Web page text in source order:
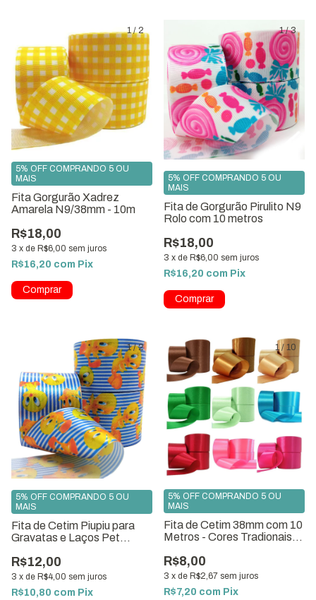
1/2
Fita Gorgurão Xadrez
Amarela N9/38mm - 10m
R$18,00
3 x de R$6,00 sem juros
5% OFF COMPRANDO 5 OU
MAIS
R$16,20 com Pix
1/3
Fita de Gorgurão Pirulito N9
Rolo com 10 metros
R$18,00
3 x de R$6,00 sem juros
5% OFF COMPRANDO 5 OU
MAIS
R$16,20 com Pix
1/2
Fita de Cetim Piupiu para
Gravatas e Laços Pet
R$12,00
3 x de R$4,00 sem juros
5% OFF COMPRANDO 5 OU
MAIS
R$10,80 com Pix
1 / 10
Fita de Cetim 38mm com 10
Metros - Cores Tradionais
R$8,00
3 x de R$2,67 sem juros
5% OFF COMPRANDO 5 OU
MAIS
R$7,20 com Pix